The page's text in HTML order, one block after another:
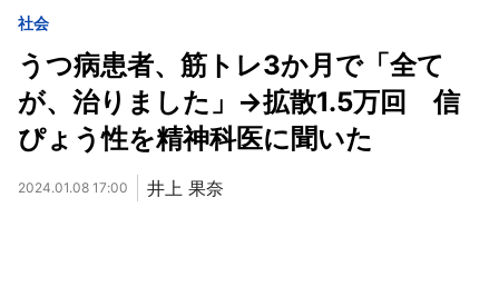
社会
うつ病患者、筋トレ3か月で「全て
が、治りました」→拡散1.5万回 信
ぴょう性を精神科医に聞いた
2024.01.08 17:00 井上 果奈